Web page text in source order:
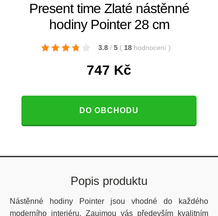
Present time Zlaté nástěnné
hodiny Pointer 28 cm
3.8 / 5 ( 18 hodnocení )
747 Kč
DO OBCHODU
Popis produktu
Nástěnné hodiny Pointer jsou vhodné do každého
moderního interiéru. Zaujmou vás především
kvalitním